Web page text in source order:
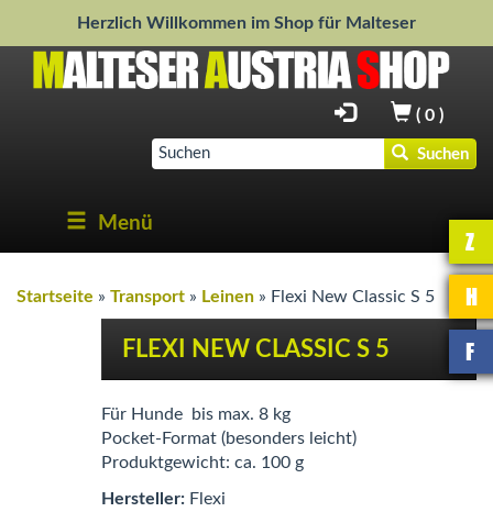
Herzlich Willkommen im Shop für Malteser
Z
H
F
( 0 )
Suchen
Menü
Startseite » Transport » Leinen » Flexi New Classic S 5
FLEXI NEW CLASSIC S 5
Für Hunde bis max. 8 kg
Pocket-Format (besonders leicht)
Produktgewicht: ca. 100 g
Hersteller: Flexi